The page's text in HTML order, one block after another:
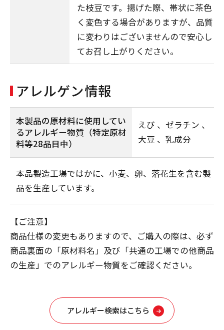
た枝豆です。揚げた際、帯状に茶色
く変色する場合がありますが、品質
に変わりはございませんので安心し
てお召し上がりください。
アレルゲン情報
本製品の原材料に使用してい
るアレルギー物質（特定原材
料等28品目中）
えび
ゼラチン
大豆
乳成分
本品製造工場ではかに、小麦、卵、落花生を含む製
品を生産しています。
【ご注意】
商品仕様の変更もありますので、ご購入の際は、必ず
商品裏面の「原材料名」及び「共通の工場での他商品
の生産」でのアレルギー物質をご確認ください。
アレルギー検索はこちら